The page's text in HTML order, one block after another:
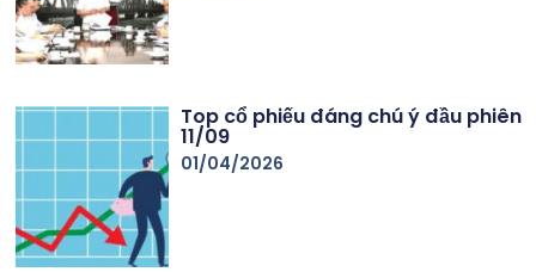
Top cổ phiếu đáng chú ý đầu phiên
11/09
01/04/2026